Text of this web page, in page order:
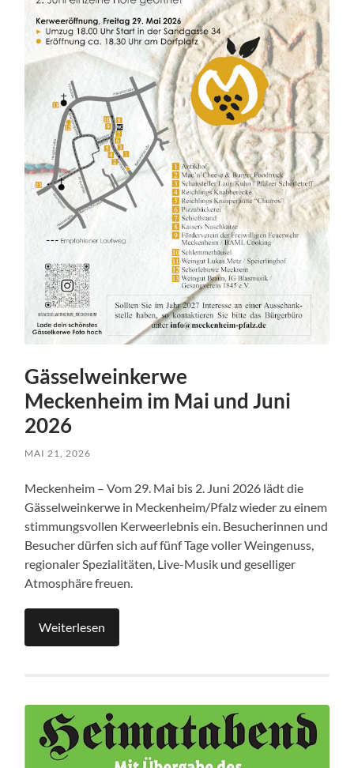
Gässelweinkerwe
Meckenheim im Mai und Juni
2026
MAI 21, 2026
Meckenheim – Vom 29. Mai bis 2. Juni 2026 lädt die
Gässelweinkerwe in Meckenheim/Pfalz wieder zu einem
stimmungsvollen Kerweerlebnis ein. Besucherinnen und
Besucher dürfen sich auf fünf Tage voller Weingenuss,
regionaler Spezialitäten, Live-Musik und geselliger
Atmosphäre freuen.
Weiterlesen